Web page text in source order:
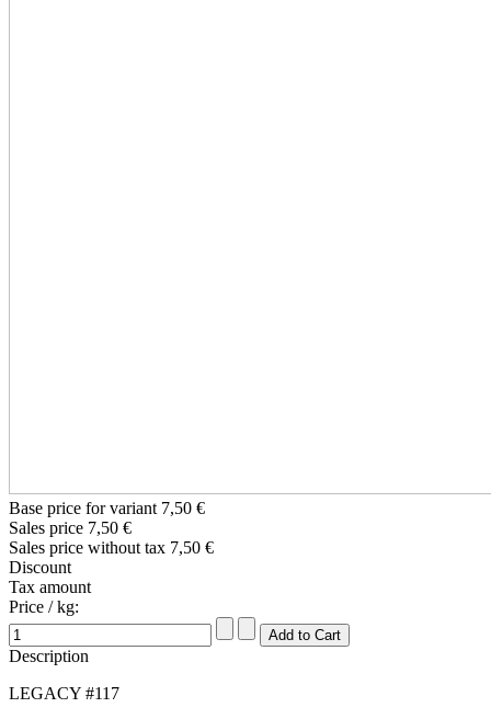
Base price for variant 7,50 €
Sales price 7,50 €
Sales price without tax 7,50 €
Discount
Tax amount
Price / kg:
Description
LEGACY #117